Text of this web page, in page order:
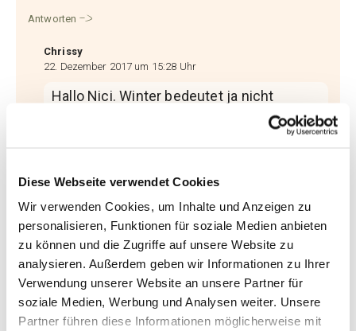
Diese Webseite verwendet Cookies
Wir verwenden Cookies, um Inhalte und Anzeigen zu
personalisieren, Funktionen für soziale Medien anbieten
zu können und die Zugriffe auf unsere Website zu
analysieren. Außerdem geben wir Informationen zu Ihrer
Verwendung unserer Website an unsere Partner für
soziale Medien, Werbung und Analysen weiter. Unsere
Partner führen diese Informationen möglicherweise mit
Antworten
Chrissy
22. Dezember 2017 um 15:28 Uhr
Hallo Nici. Winter bedeutet ja nicht
durchgehend bitterkalte Tage und ich
Pauline
22. Dezember 2017 um 12:45 Uhr
Hi Chrissy,
Ich hab dich in Bayreuth beim Lymphtag
kurz kennen gelernt und ich muss sagen
ich bin von deinem Selbstbewusstsein